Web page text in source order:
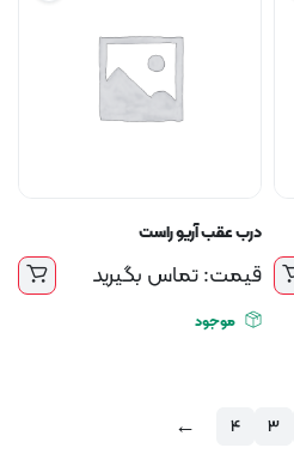
درب عقب آریو راست
قیمت: تماس بگیرید
موجود
3
4
←